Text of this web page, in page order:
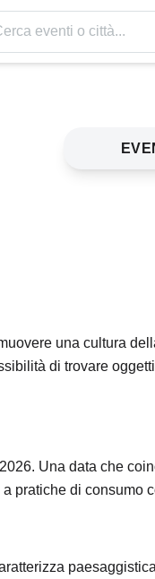
eventi o città...
una cultura
di trovare
Una data che
pratiche di consumo